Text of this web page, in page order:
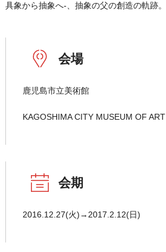
具象から抽象へ-、抽象の父の創造の軌跡。
会場
鹿児島市立美術館
KAGOSHIMA CITY MUSEUM OF ART
会期
2016.12.27(火)→2017.2.12(日)